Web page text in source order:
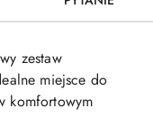
zestaw
miejsce do
komfortowym